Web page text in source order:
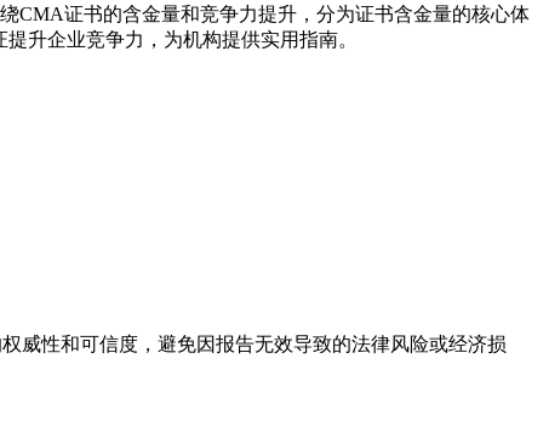
CMA证书的含金量和竞争力提升，分为证书含金量的核心体
升企业竞争力，为机构提供实用指南。
威性和可信度，避免因报告无效导致的法律风险或经济损